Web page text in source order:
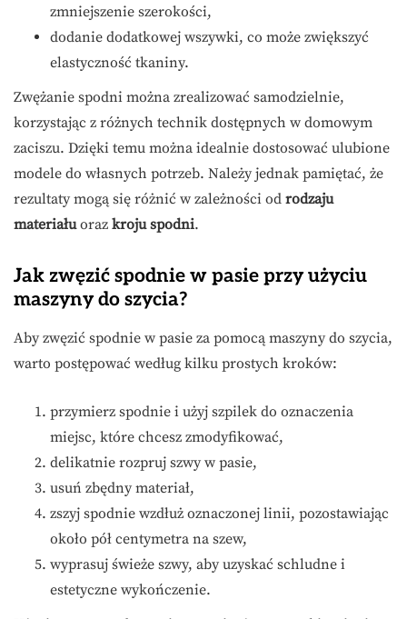
zmniejszenie szerokości,
dodanie dodatkowej wszywki, co może zwiększyć
elastyczność tkaniny.
Zwężanie spodni można zrealizować samodzielnie,
korzystając z różnych technik dostępnych w domowym
zaciszu. Dzięki temu można idealnie dostosować ulubione
modele do własnych potrzeb. Należy jednak pamiętać, że
rezultaty mogą się różnić w zależności od rodzaju
materiałuoraz kroju spodni.
Jak zwęzić spodnie w pasie przy użyciu
maszyny do szycia?
Aby zwęzić spodnie w pasie za pomocą maszyny do szycia,
warto postępować według kilku prostych kroków:
przymierz spodnie i użyj szpilek do oznaczenia
miejsc, które chcesz zmodyfikować,
delikatnie rozpruj szwy w pasie,
usuń zbędny materiał,
zszyj spodnie wzdłuż oznaczonej linii, pozostawiając
około pół centymetra na szew,
wyprasuj świeże szwy, aby uzyskać schludne i
estetyczne wykończenie.